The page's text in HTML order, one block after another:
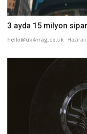
3 ayda 15 milyon
hello@uk4mag.co.uk